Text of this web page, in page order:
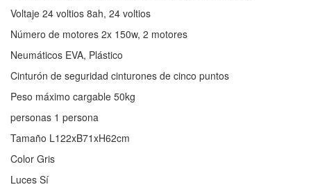
Voltaje 24 voltios 8ah, 24 voltios
Número de motores 2x 150w, 2 motores
Neumáticos EVA, Plástico
Cinturón de seguridad cinturones de cinco puntos
Peso máximo cargable 50kg
personas 1 persona
Tamaño L122xB71xH62cm
Color Gris
Luces Sí